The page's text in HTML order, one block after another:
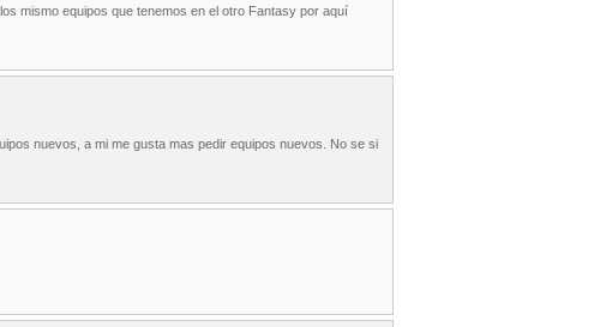
mismo equipos que tenemos en el otro Fantasy por aquí
nuevos, a mi me gusta mas pedir equipos nuevos. No se si